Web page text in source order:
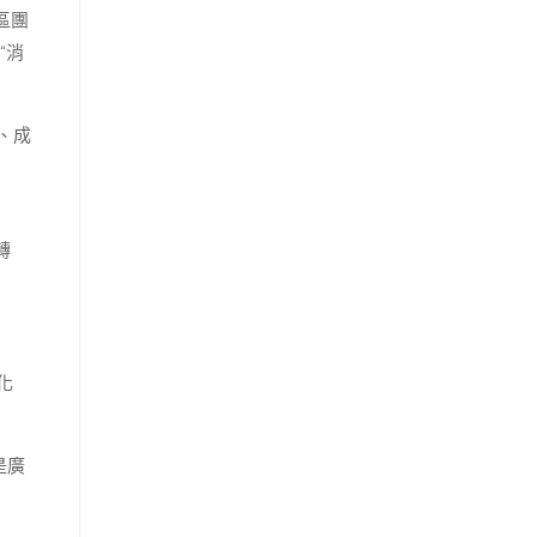
團
消
成
廣